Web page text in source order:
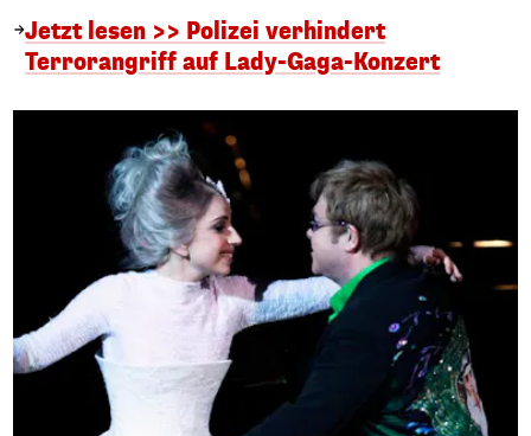
Jetzt lesen >> Polizei verhindert
Terrorangriff auf Lady-Gaga-Konzert